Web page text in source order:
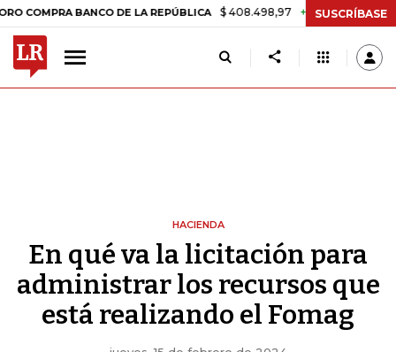
BANCO DE LA REPÚBLICA $ 408.498,97 +$ 8.753,81 +2,19%
SUSCRÍBASE
HACIENDA
En qué va la licitación para
administrar los recursos que
está realizando el Fomag